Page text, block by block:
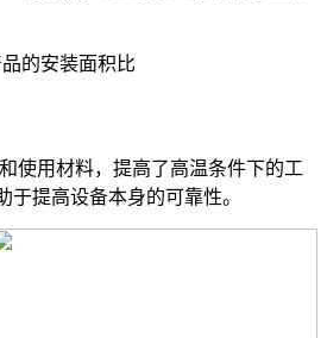
的安装面积比
使用材料，提高了高温条件下的工
于提高设备本身的可靠性。